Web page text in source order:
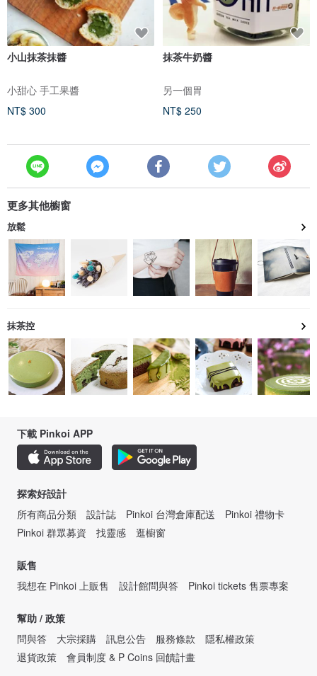
小山抹茶抹醬
小甜心 手工果醬
NT$ 300
抹茶牛奶醬
另一個胃
NT$ 250
更多其他櫥窗
放鬆
抹茶控
下載 Pinkoi APP
探索好設計
所有商品分類
設計誌 Pinkoi 台灣倉庫配送
Pinkoi 禮物卡
Pinkoi 群眾募資
找靈感 逛櫥窗
販售
我想在 Pinkoi 上販售
設計館問與答 Pinkoi tickets 售票專案
幫助 / 政策
問與答
大宗採購 訊息公告 服務條款
隱私權政策
退貨政策
會員制度 & P Coins 回饋計畫